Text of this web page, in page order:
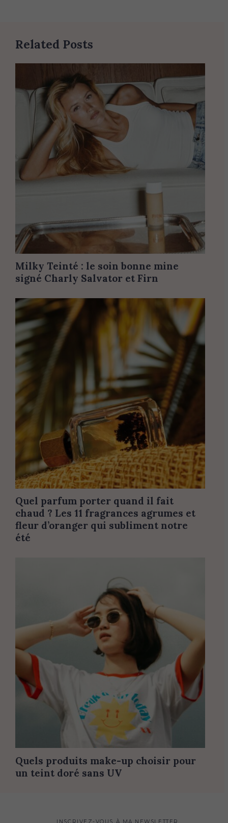
Related Posts
Milky Teinté : le soin bonne mine
signé Charly Salvator et Firn
Quel parfum porter quand il fait
chaud ? Les 11 fragrances agrumes et
fleur d’oranger qui subliment notre
été
Quels produits make-up choisir pour
un teint doré sans UV
INSCRIVEZ-VOUS À MA NEWSLETTER